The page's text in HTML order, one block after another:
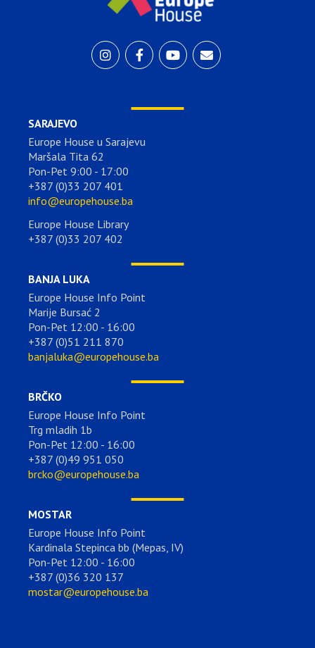
SARAJEVO
Europe House u Sarajevu
Maršala Tita 62
Pon-Pet 9:00 - 17:00
+387 (0)33 207 401
info@europehouse.ba
Europe House Library
+387 (0)33 207 402
BANJA LUKA
Europe House Info Point
Marije Bursać 2
Pon-Pet 12:00 - 16:00
+387 (0)51 211 870
banjaluka@europehouse.ba
BRČKO
Europe House Info Point
Trg mladih 1b
Pon-Pet 12:00 - 16:00
+387 (0)49 951 050
brcko@europehouse.ba
MOSTAR
Europe House Info Point
Kardinala Stepinca bb (Mepas, IV)
Pon-Pet 12:00 - 16:00
+387 (0)36 320 137
mostar@europehouse.ba